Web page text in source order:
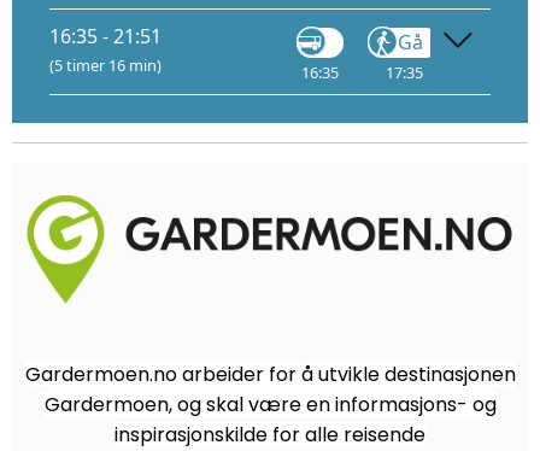
X
16:35 - 21:51
(5 timer 16 min) 16:35
Gå
17:35
Gardermoen.no arbeider for å utvikle destinasjonen
Gardermoen, og skal være en informasjons- og
inspirasjonskilde for alle reisende